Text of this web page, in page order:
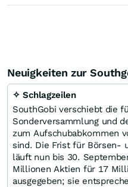
Neuigkeiten zur
✧ Schlagzeilen
SouthGobi verschiebt die
Sonderversammlung und
zum Aufschubabkommen
sind. Die Frist für Börsen-
läuft nun bis 30.
Millionen Aktien für 17
ausgegeben; sie